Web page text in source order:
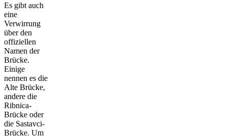
Es gibt auch
eine
Verwirrung
über den
offiziellen
Namen der
Brücke.
Einige
nennen es die
Alte Brücke,
andere die
Ribnica-
Brücke oder
die Sastavci-
Brücke. Um